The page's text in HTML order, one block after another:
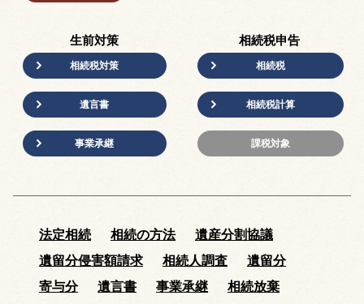
生前対策
相続税対策
遺言書
事業承継
相続税申告
相続税
相続税計算
課税対象
法定相続 相続の方法
遺産分割協議
遺留分侵害額請求
相続人調査
遺留分
寄与分
遺言書 事業承継
相続放棄